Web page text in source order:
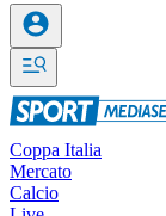
Coppa Italia
Mercato
Calcio